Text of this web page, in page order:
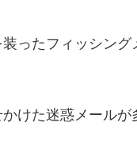
ったフィッシング
けた迷惑メールが